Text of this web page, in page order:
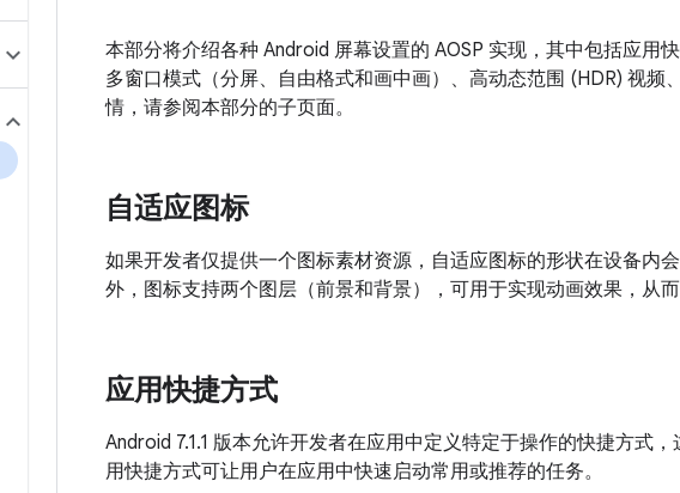
本部分将介绍各种 Android 屏幕设置的 AOSP 实现，其中包括应用
多窗口模式（分屏、自由格式和画中画）、高动态范围 (HDR) 视频
情，请参阅本部分的子页面。
自适应图标
如果开发者仅提供一个图标素材资源，自适应图标的形状在设备内
外，图标支持两个图层（前景和背景），可用于实现动画效果，从
应用快捷方式
Android 7.1.1 版本允许开发者在应用中定义特定于操作的快捷方式
用快捷方式可让用户在应用中快速启动常用或推荐的任务。